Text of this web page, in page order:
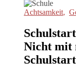
Achtsamkeit,
Nicht mit